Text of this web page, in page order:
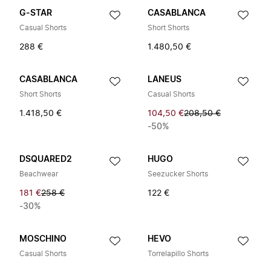
G-STAR
Casual Shorts
288 €
CASABLANCA
Short Shorts
1.480,50 €
CASABLANCA
Short Shorts
1.418,50 €
LANEUS
Casual Shorts
104,50 €208,50 €
-50%
DSQUARED2
Beachwear
181 €258 €
-30%
HUGO
Seezucker Shorts
122 €
MOSCHINO
Casual Shorts
HEVO
Torrelapillo Shorts